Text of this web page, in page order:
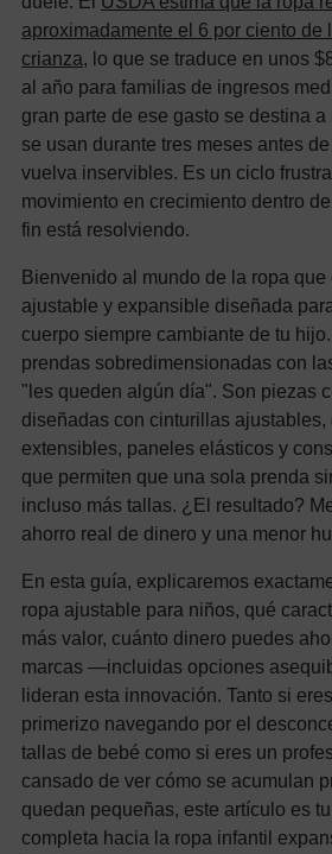
aproximadamente el 6 por ciento de
crianza, lo que se traduce en unos
al año para familias de ingresos
gran parte de ese gasto se destina
se usan durante tres meses antes
vuelva inservibles. Es un ciclo
movimiento en crecimiento dentro
fin está resolviendo.
Bienvenido al mundo de la ropa que
ajustable y expansible diseñada
cuerpo siempre cambiante de tu
prendas sobredimensionadas con
"les queden algún día". Son piezas
diseñadas con cinturillas
extensibles, paneles elásticos y
que permiten que una sola prenda
incluso más tallas. ¿El resultado?
ahorro real de dinero y una menor
En esta guía, explicaremos
ropa ajustable para niños, qué
más valor, cuánto dinero puedes
marcas —incluidas opciones
lideran esta innovación. Tanto si
primerizo navegando por el
tallas de bebé como si eres un
cansado de ver cómo se acumulan
quedan pequeñas, este artículo es
completa hacia la ropa infantil